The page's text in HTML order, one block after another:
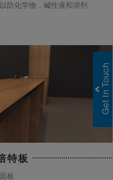
防化学物，碱性液和溶剂
特板
板